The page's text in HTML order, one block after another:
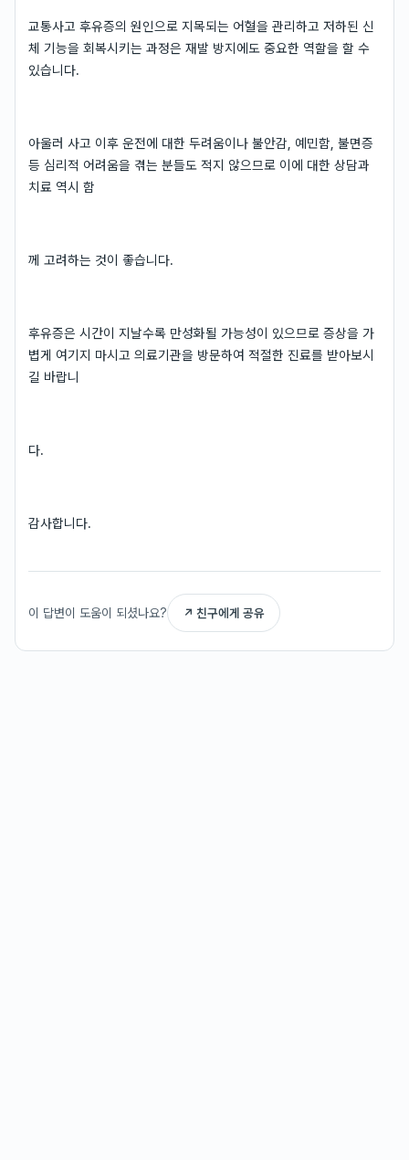
교통사고 후유증의 원인으로 지목되는 어혈을 관리하고 저하된 신
체 기능을 회복시키는 과정은 재발 방지에도 중요한 역할을 할 수
있습니다.
아울러 사고 이후 운전에 대한 두려움이나 불안감, 예민함, 불면증
등 심리적 어려움을 겪는 분들도 적지 않으므로 이에 대한 상담과
치료 역시 함
께 고려하는 것이 좋습니다.
후유증은 시간이 지날수록 만성화될 가능성이 있으므로 증상을 가
볍게 여기지 마시고 의료기관을 방문하여 적절한 진료를 받아보시
길 바랍니
다.
감사합니다.
이 답변이 도움이 되셨나요? ↗ 친구에게 공유